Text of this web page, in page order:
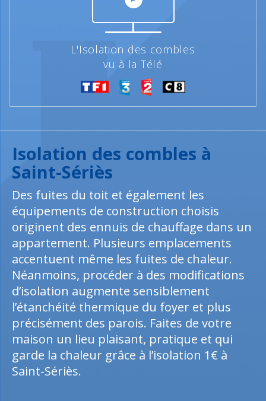
L'Isolation des combles
vu à la Télé
Isolation des combles à
Saint-Sériès
Des fuites du toit et également les
équipements de construction choisis
originent des ennuis de chauffage dans un
appartement. Plusieurs emplacements
accentuent même les fuites de chaleur.
Néanmoins, procéder à des modifications
d’isolation augmente sensiblement
l’étanchéité thermique du foyer et plus
précisément des parois. Faites de votre
maison un lieu plaisant, pratique et qui
garde la chaleur grâce à l’isolation 1€ à
Saint-Sériès.